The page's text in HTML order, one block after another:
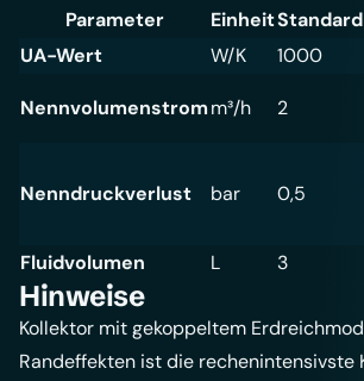
Parameter
EinheitStandard
UA-Wert
W/K 1000
Nennvolumenstromm³/h 2
Nenndruckverlust bar 0,5
Fluidvolumen
L 3
Hinweise
Kollektor mit gekoppeltem
Randeffekten ist die rechenintensivste